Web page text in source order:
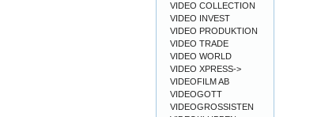
VIDEO COLLECTION
VIDEO INVEST
VIDEO PRODUKTION
VIDEO TRADE
VIDEO WORLD
VIDEO XPRESS->
VIDEOFILM AB
VIDEOGOTT
VIDEOGROSSISTEN